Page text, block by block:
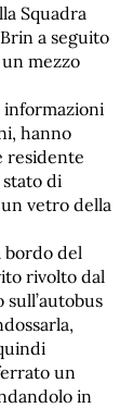
Squadra
a seguito
mezzo
informazioni
hanno
residente
di
vetro della
bordo del
rivolto dal
un
in